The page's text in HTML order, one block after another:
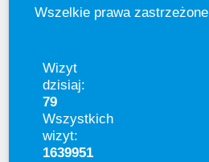
Wszelkie prawa zastrzeżone
Wizyt
dzisiaj:
79
Wszystkich
wizyt:
1639951